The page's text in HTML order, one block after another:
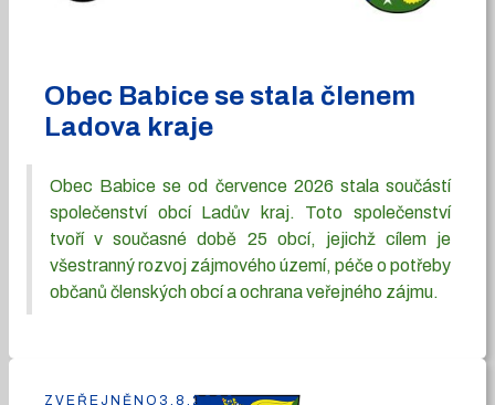
Obec Babice se stala členem
Ladova kraje
Obec Babice se od července 2026 stala součástí
společenství obcí Ladův kraj. Toto společenství
tvoří v současné době 25 obcí, jejichž cílem je
všestranný rozvoj zájmového území, péče o potřeby
občanů členských obcí a ochrana veřejného zájmu.
ZVEŘEJNĚNO 3.8.2026